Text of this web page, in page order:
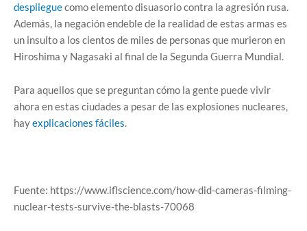
desplieguecomo elemento disuasorio contra la agresión rusa.
Además, la negación endeble de la realidad de estas armas es
un insulto a los cientos de miles de personas que murieron en
Hiroshima y Nagasaki al final de la Segunda Guerra Mundial.
Para aquellos que se preguntan cómo la gente puede vivir
ahora en estas ciudades a pesar de las explosiones nucleares,
hayexplicaciones fáciles.
Fuente: https://www.iflscience.com/how-did-cameras-filming-
nuclear-tests-survive-the-blasts-70068